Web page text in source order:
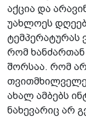
აქცია და
უახლოეს
ტემპერატურას
რომ
შორსაა. რომ
ახალ ამბებს
ნახევარიც არ